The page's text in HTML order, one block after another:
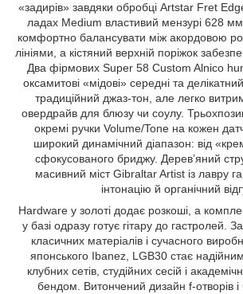
«задирів» завдяки обробці Artstar Fret
ладах Medium властивий мензурі 628 мм
комфортно балансувати між акордовою
лініями, а кістяний верхній поріжок
Два фірмових Super 58 Custom Alnico
оксамитові «мідові» середні та
традиційний джаз-тон, але легко
овердрайв для блюзу чи соулу.
окремі ручки Volume/Tone на кожен
широкий динамічний діапазон: від
сфокусованого бриджу. Дерев’яний
масивний міст Gibraltar Artist із лавру
інтонацію й органічний
Hardware у золоті додає розкоші, а
у базі одразу готує гітару до гастролей.
класичних матеріалів і сучасного
японського Ibanez, LGB30 стає
клубних сетів, студійних сесій і
бендом. Витончений дизайн f-отворів і